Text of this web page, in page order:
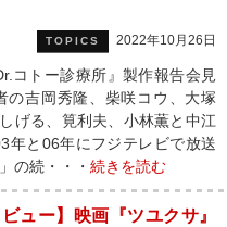
TOPICS 2022年10月26日
コトー診療所』製作報告会見
の吉岡秀隆、柴咲コウ、大塚
げる、筧利夫、小林薫と中江
と06年にフジテレビで放送
の続・・・ 続きを読む
ビュー】映画『ツユクサ』